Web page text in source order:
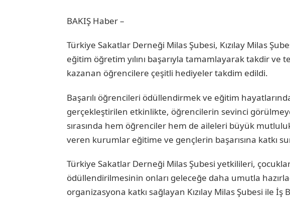
BAKIŞ Haber –
Türkiye Sakatlar Derneği Milas Şubesi, Kızılay Milas
eğitim öğretim yılını başarıyla tamamlayarak takdir ve
kazanan öğrencilere çeşitli hediyeler takdim edildi.
Başarılı öğrencileri ödüllendirmek ve eğitim
gerçekleştirilen etkinlikte, öğrencilerin sevinci
sırasında hem öğrenciler hem de aileleri büyük
veren kurumlar eğitime ve gençlerin başarısına katkı
Türkiye Sakatlar Derneği Milas Şubesi yetkilileri,
ödüllendirilmesinin onları geleceğe daha umutla
organizasyona katkı sağlayan Kızılay Milas Şubesi ile İş